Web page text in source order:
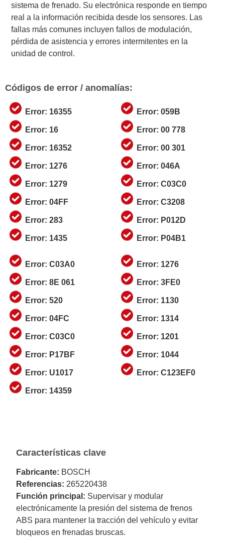
sistema de frenado. Su electrónica responde en tiempo
real a la información recibida desde los sensores. Las
fallas más comunes incluyen fallos de modulación,
pérdida de asistencia y errores intermitentes en la
unidad de control.
Códigos de error / anomalías:
Error: 16355
Error: 16
Error: 16352
Error: 1276
Error: 1279
Error: 04FF
Error: 283
Error: 1435
Error: 059B
Error: 00 778
Error: 00 301
Error: 046A
Error: C03C0
Error: C3208
Error: P012D
Error: P04B1
Error: C03A0
Error: 8E 061
Error: 520
Error: 04FC
Error: C03C0
Error: P17BF
Error: U1017
Error: 14359
Error: 1276
Error: 3FE0
Error: 1130
Error: 1314
Error: 1201
Error: 1044
Error: C123EF0
Características clave
Fabricante: BOSCH
Referencias: 265220438
Función principal: Supervisar y modular
electrónicamente la presión del sistema de frenos
ABS para mantener la tracción del vehículo y evitar
bloqueos en frenadas bruscas.